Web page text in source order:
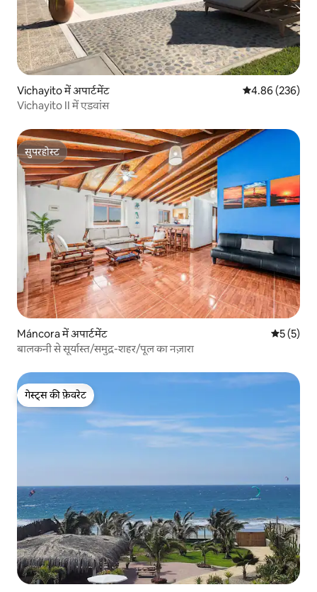
Vichayito में अपार्टमेंट औसत रेटिंग 5 में से
4.86 (236)
Vichayito II में एडवांस
सुपरहोस्ट
सुपरहोस्ट
Máncora में अपार्टमेंट औसत रेटिंग
5 (5)
बालकनी से सूर्यास्त/समुद्र-शहर/पूल का नज़ारा
गेस्ट्स की फ़ेवरेट
गेस्ट्स की फ़ेवरेट